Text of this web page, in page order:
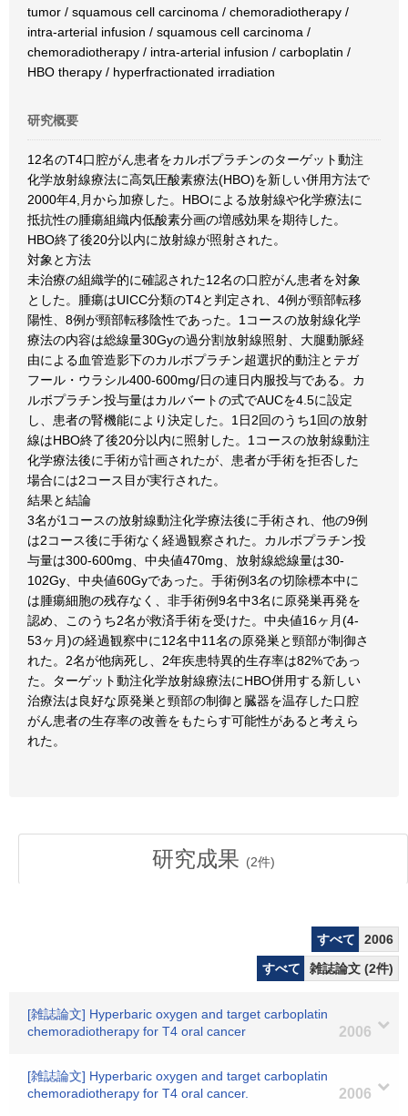
tumor / squamous cell carcinoma / chemoradiotherapy /
intra-arterial infusion / squamous cell carcinoma /
chemoradiotherapy / intra-arterial infusion / carboplatin /
HBO therapy / hyperfractionated irradiation
研究概要
12名のT4口腔がん患者をカルボプラチンのターゲット動注
化学放射線療法に高気圧酸素療法(HBO)を新しい併用方法で
2000年4,月から加療した。HBOによる放射線や化学療法に
抵抗性の腫瘍組織内低酸素分画の増感効果を期待した。
HBO終了後20分以内に放射線が照射された。
対象と方法
未治療の組織学的に確認された12名の口腔がん患者を対象
とした。腫瘍はUICC分類のT4と判定され、4例が頸部転移
陽性、8例が頸部転移陰性であった。1コースの放射線化学
療法の内容は総線量30Gyの過分割放射線照射、大腿動脈経
由による血管造影下のカルボプラチン超選択的動注とテガ
フール・ウラシル400-600mg/日の連日内服投与である。カ
ルボプラチン投与量はカルバートの式でAUCを4.5に設定
し、患者の腎機能により決定した。1日2回のうち1回の放射
線はHBO終了後20分以内に照射した。1コースの放射線動注
化学療法後に手術が計画されたが、患者が手術を拒否した
場合には2コース目が実行された。
結果と結論
3名が1コースの放射線動注化学療法後に手術され、他の9例
は2コース後に手術なく経過観察された。カルボプラチン投
与量は300-600mg、中央値470mg、放射線総線量は30-
102Gy、中央値60Gyであった。手術例3名の切除標本中に
は腫瘍細胞の残存なく、非手術例9名中3名に原発巣再発を
認め、このうち2名が救済手術を受けた。中央値16ヶ月(4-
53ヶ月)の経過観察中に12名中11名の原発巣と頸部が制御さ
れた。2名が他病死し、2年疾患特異的生存率は82%であっ
た。ターゲット動注化学放射線療法にHBO併用する新しい
治療法は良好な原発巣と頸部の制御と臓器を温存した口腔
がん患者の生存率の改善をもたらす可能性があると考えら
れた。
研究成果 (2件)
すべて
2006
すべて
雑誌論文 (2件)
[雑誌論文] Hyperbaric oxygen and target carboplatin
chemoradiotherapy for T4 oral cancer
2006
[雑誌論文] Hyperbaric oxygen and target carboplatin
chemoradiotherapy for T4 oral cancer.
2006